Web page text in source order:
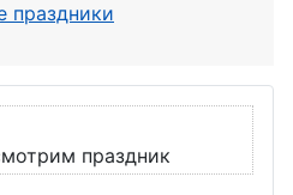
праздники